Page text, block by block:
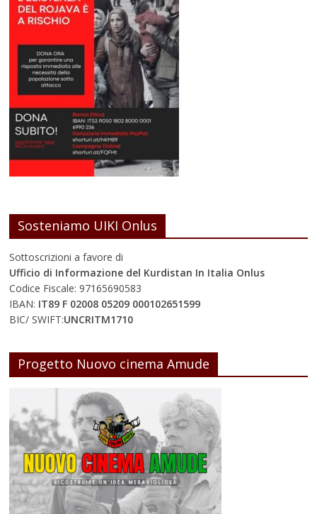
Sosteniamo UIKI Onlus
Sottoscrizioni a favore di
Ufficio di Informazione del Kurdistan In Italia Onlus
Codice Fiscale: 97165690583
IBAN: IT89 F 02008 05209 000102651599
BIC/ SWIFT:UNCRITM1710
Progetto Nuovo cinema Amude